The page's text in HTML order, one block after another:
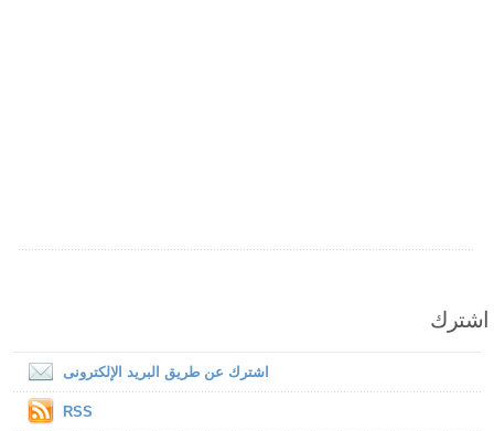
اشترك
اشترك عن طريق البريد الإلكترونى
RSS